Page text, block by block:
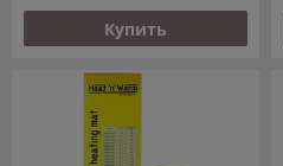
Купить